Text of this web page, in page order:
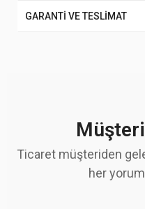
GARANTİ VE TESLİMAT
Ticaret müşteriden
her